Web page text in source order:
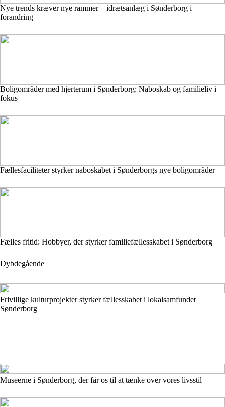
Nye trends kræver nye rammer – idrætsanlæg i Sønderborg i
forandring
Boligområder med hjerterum i Sønderborg: Naboskab og familieliv i
fokus
Fællesfaciliteter styrker naboskabet i Sønderborgs nye boligområder
Fælles fritid: Hobbyer, der styrker familiefællesskabet i Sønderborg
Dybdegående
Frivillige kulturprojekter styrker fællesskabet i lokalsamfundet
Sønderborg
Museerne i Sønderborg, der får os til at tænke over vores livsstil